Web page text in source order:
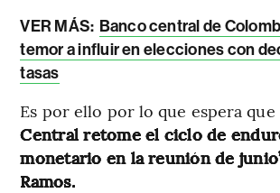
VER MÁS: Banco central de
temor a influir en elecciones con
tasas
Es por ello por lo que espera que
Central retome el ciclo de
monetario en la reunión de
Ramos.